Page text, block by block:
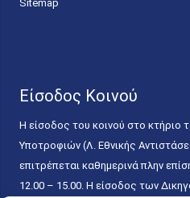
Sitemap
Είσοδος Κοινού
Η είσοδος του κοινού στο κτήριο
Υποτροφιών (Λ. Εθνικής
επιτρέπεται καθημερινά πλην
12.00 – 15.00. Η είσοδος των